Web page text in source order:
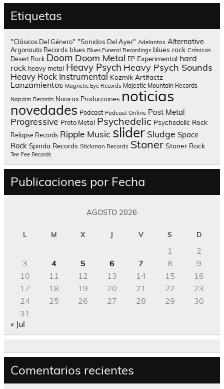
Etiquetas
"Clásicos Del Género" "Sonidos Del Ayer" Adelantos Alternative
Argonauta Records blues Blues Funeral Recordings blues rock Crónicas
Desert Rock Doom Doom Metal EP Experimental hard
rock heavy metal Heavy Psych Heavy Psych Sounds
Heavy Rock Instrumental Kozmik Artifactz
Lanzamientos Magnetic Eye Records Majestic Mountain Records
Napalm Records Nooirax Producciones noticias
novedades Podcast Podcast Online Post Metal
Progressive Proto Metal Psychedelic Psychedelic Rock
Relapse Records Ripple Music slider Sludge Space
Rock Spinda Records Stickman Records Stoner Stoner Rock
Tee Pee Records
Publicaciones por Fecha
AGOSTO 2026
L M X J V S D
1
2
3
4 5 6 7 8
9
10
11 12 13 14 15
16
17
18 19 20 21 22
23
24
25 26 27 28 29
30
31
« Jul
Comentarios recientes